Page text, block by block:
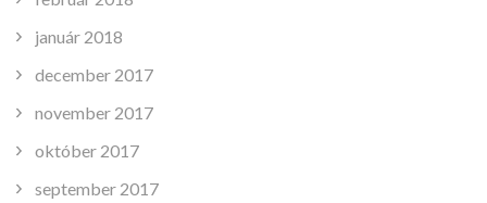
január 2018
december 2017
november 2017
október 2017
september 2017